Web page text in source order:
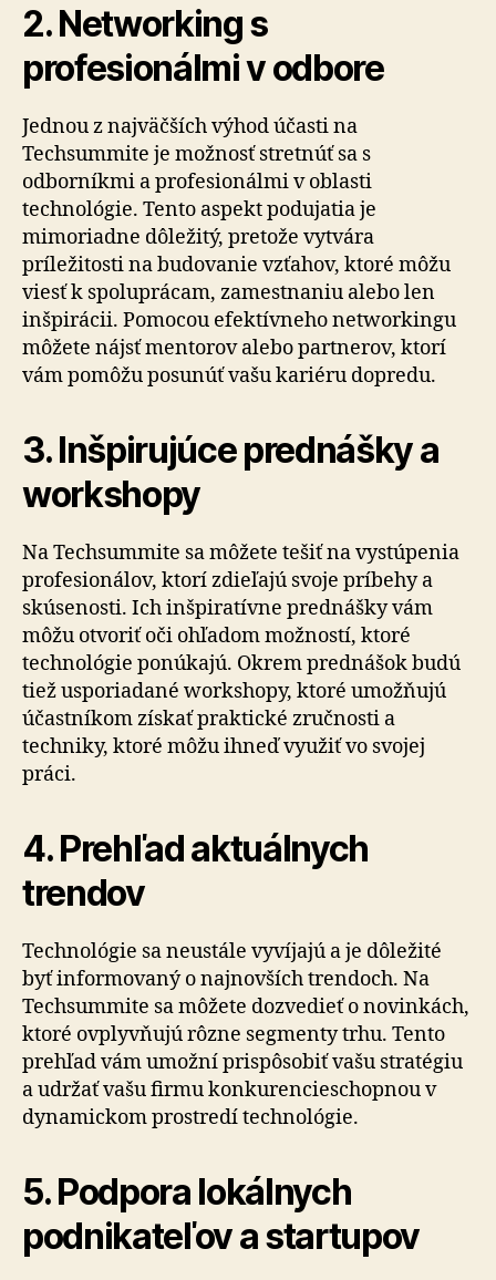
2. Networking s
profesionálmi v odbore
Jednou z najväčších výhod účasti na
Techsummite je možnosť stretnúť sa s
odborníkmi a profesionálmi v oblasti
technológie. Tento aspekt podujatia je
mimoriadne dôležitý, pretože vytvára
príležitosti na budovanie vzťahov, ktoré môžu
viesť k spoluprácam, zamestnaniu alebo len
inšpirácii. Pomocou efektívneho networkingu
môžete nájsť mentorov alebo partnerov, ktorí
vám pomôžu posunúť vašu kariéru dopredu.
3. Inšpirujúce prednášky a
workshopy
Na Techsummite sa môžete tešiť na vystúpenia
profesionálov, ktorí zdieľajú svoje príbehy a
skúsenosti. Ich inšpiratívne prednášky vám
môžu otvoriť oči ohľadom možností, ktoré
technológie ponúkajú. Okrem prednášok budú
tiež usporiadané workshopy, ktoré umožňujú
účastníkom získať praktické zručnosti a
techniky, ktoré môžu ihneď využiť vo svojej
práci.
4. Prehľad aktuálnych
trendov
Technológie sa neustále vyvíjajú a je dôležité
byť informovaný o najnovších trendoch. Na
Techsummite sa môžete dozvedieť o novinkách,
ktoré ovplyvňujú rôzne segmenty trhu. Tento
prehľad vám umožní prispôsobiť vašu stratégiu
a udržať vašu firmu konkurencieschopnou v
dynamickom prostredí technológie.
5. Podpora lokálnych
podnikateľov a startupov